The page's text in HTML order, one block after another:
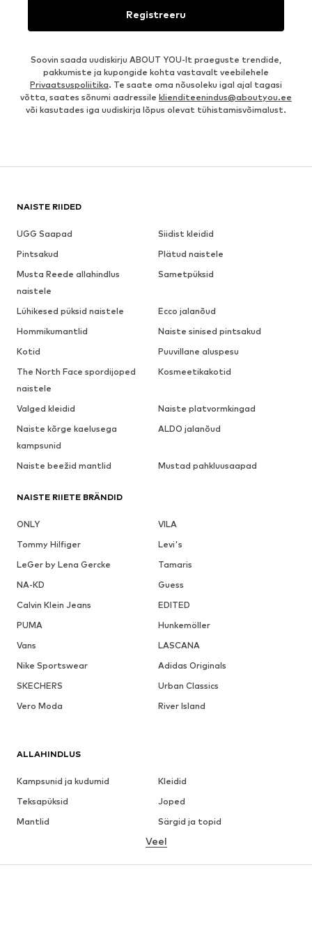
Registreeru
Soovin saada uudiskirju ABOUT YOU-lt praeguste trendide,
pakkumiste ja kupongide kohta vastavalt veebilehele
Privaatsuspoliitika. Te saate oma nõusoleku igal ajal tagasi
võtta, saates sõnumi aadressile klienditeenindus@aboutyou.ee
või kasutades iga uudiskirja lõpus olevat tühistamisvõimalust.
NAISTE RIIDED
UGG Saapad
Siidist kleidid
Pintsakud
Plätud naistele
Musta Reede allahindlus
naistele
Sametpüksid
Lühikesed püksid naistele
Ecco jalanõud
Hommikumantlid
Naiste sinised pintsakud
Kotid
Puuvillane aluspesu
The North Face spordijoped
naistele
Kosmeetikakotid
Valged kleidid
Naiste platvormkingad
Naiste kõrge kaelusega
kampsunid
ALDO jalanõud
Naiste beežid mantlid Mustad pahkluusaapad
NAISTE RIIETE BRÄNDID
ONLY
VILA
Tommy Hilfiger
Levi's
LeGer by Lena Gercke
Tamaris
NA-KD
Guess
Calvin Klein Jeans
EDITED
PUMA
Hunkemöller
Vans
LASCANA
Nike Sportswear
Adidas Originals
SKECHERS
Urban Classics
Vero Moda
River Island
ALLAHINDLUS
Kampsunid ja kudumid
Kleidid
Teksapüksid
Joped
Mantlid
Särgid ja topid
Pesu
Veel